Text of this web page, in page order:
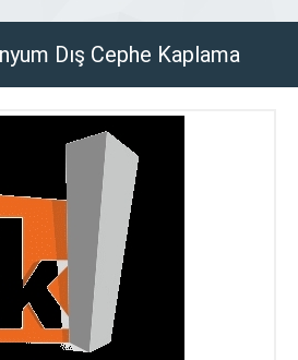
Dış Cephe Kaplama